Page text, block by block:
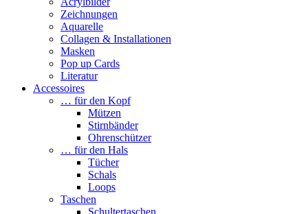
Zeichnungen
Aquarelle
Collagen & Installationen
Masken
Pop up Cards
Literatur
Accessoires
… für den Kopf
Mützen
Stirnbänder
Ohrenschützer
… für den Hals
Tücher
Schals
Loops
Taschen
Schultertaschen